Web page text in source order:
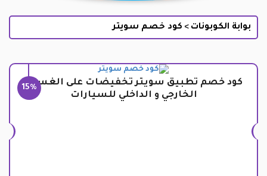
بوابة الكوبونات > كود خصم سويتر
15%
كود خصم تطبيق سويتر تخفيضات على الغسيل
الخارجي و الداخلي للسيارات